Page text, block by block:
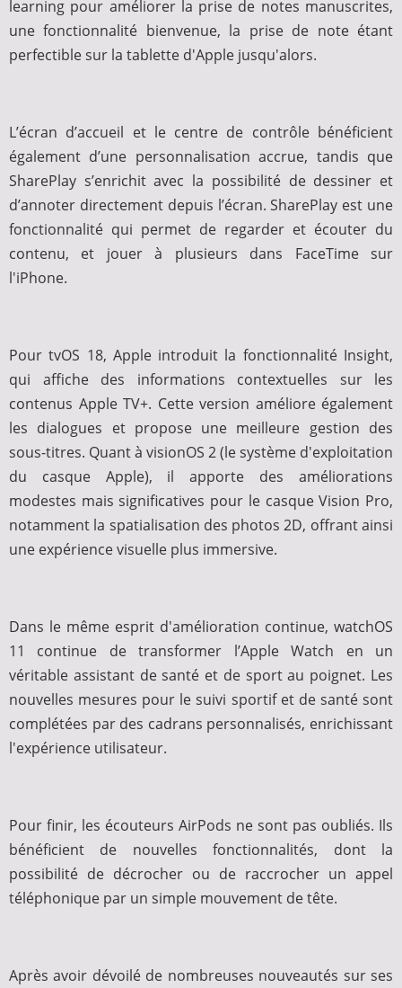
learning pour améliorer la prise de notes manuscrites,
une fonctionnalité bienvenue, la prise de note étant
perfectible sur la tablette d'Apple jusqu'alors.
L’écran d’accueil et le centre de contrôle bénéficient
également d’une personnalisation accrue, tandis que
SharePlay s’enrichit avec la possibilité de dessiner et
d’annoter directement depuis l’écran. SharePlay est une
fonctionnalité qui permet de regarder et écouter du
contenu, et jouer à plusieurs dans FaceTime sur
l'iPhone.
Pour tvOS 18, Apple introduit la fonctionnalité Insight,
qui affiche des informations contextuelles sur les
contenus Apple TV+. Cette version améliore également
les dialogues et propose une meilleure gestion des
sous-titres. Quant à visionOS 2 (le système d'exploitation
du casque Apple), il apporte des améliorations
modestes mais significatives pour le casque Vision Pro,
notamment la spatialisation des photos 2D, offrant ainsi
une expérience visuelle plus immersive.
Dans le même esprit d'amélioration continue, watchOS
11 continue de transformer l’Apple Watch en un
véritable assistant de santé et de sport au poignet. Les
nouvelles mesures pour le suivi sportif et de santé sont
complétées par des cadrans personnalisés, enrichissant
l'expérience utilisateur.
Pour finir, les écouteurs AirPods ne sont pas oubliés. Ils
bénéficient de nouvelles fonctionnalités, dont la
possibilité de décrocher ou de raccrocher un appel
téléphonique par un simple mouvement de tête.
Après avoir dévoilé de nombreuses nouveautés sur ses